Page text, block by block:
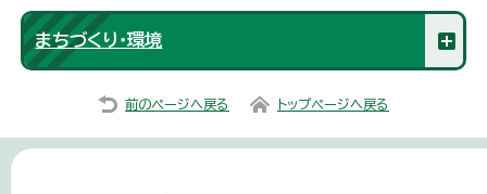
まちづくり・環境
前のページへ戻る トップページへ戻る